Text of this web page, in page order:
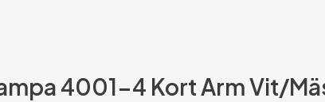
4001-4 Kort Arm Vit/